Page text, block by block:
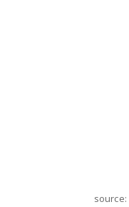
source: